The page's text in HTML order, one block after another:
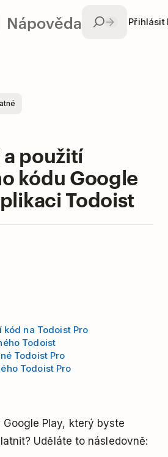
Nápověda Přihlásit
použití
kódu Google
Todoist
na Todoist Pro
Todoist
Todoist Pro
Todoist Pro
Play, který byste
Uděláte to následovně: